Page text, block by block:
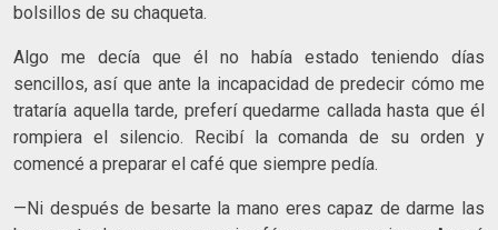
bolsillos de su chaqueta.
Algo me decía que él no había estado teniendo días
sencillos, así que ante la incapacidad de predecir cómo me
trataría aquella tarde, preferí quedarme callada hasta que él
rompiera el silencio. Recibí la comanda de su orden y
comencé a preparar el café que siempre pedía.
—Ni después de besarte la mano eres capaz de darme las